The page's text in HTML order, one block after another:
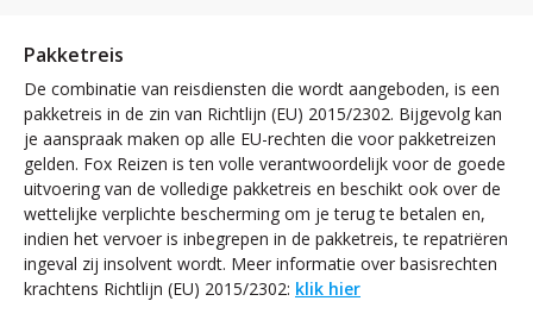
Pakketreis
De combinatie van reisdiensten die wordt aangeboden, is een
pakketreis in de zin van Richtlijn (EU) 2015/2302. Bijgevolg kan
je aanspraak maken op alle EU-rechten die voor pakketreizen
gelden. Fox Reizen is ten volle verantwoordelijk voor de goede
uitvoering van de volledige pakketreis en beschikt ook over de
wettelijke verplichte bescherming om je terug te betalen en,
indien het vervoer is inbegrepen in de pakketreis, te repatriëren
ingeval zij insolvent wordt. Meer informatie over basisrechten
krachtens Richtlijn (EU) 2015/2302: klik hier